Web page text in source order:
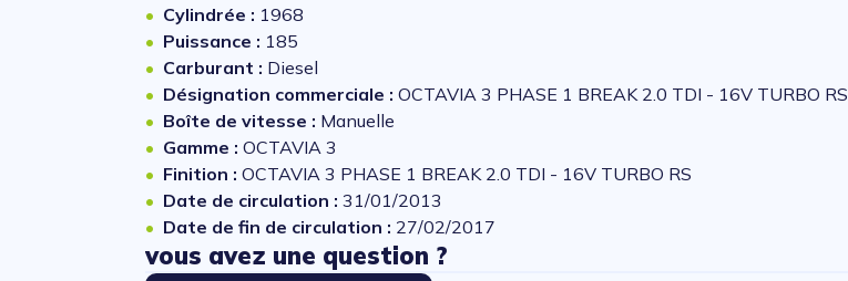
Cylindrée : 1968
Puissance : 185
Carburant : Diesel
Désignation commerciale : OCTAVIA 3 PHASE 1 BREAK 2.0 TDI - 16V TURBO RS
Boîte de vitesse : Manuelle
Gamme : OCTAVIA 3
Finition : OCTAVIA 3 PHASE 1 BREAK 2.0 TDI - 16V TURBO RS
Date de circulation : 31/01/2013
Date de fin de circulation : 27/02/2017
vous avez une question ?